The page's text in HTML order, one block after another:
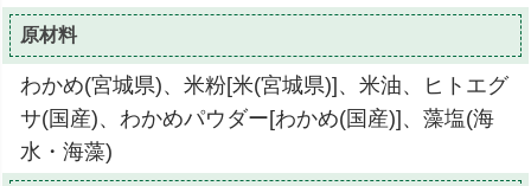
原材料
わかめ(宮城県)、米粉[米(宮城県)]、米油、ヒトエグ
サ(国産)、わかめパウダー[わかめ(国産)]、藻塩(海
水・海藻)